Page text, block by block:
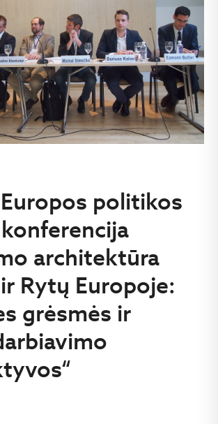
politikos
architektūra
Rytų Europoje:
grėsmės ir